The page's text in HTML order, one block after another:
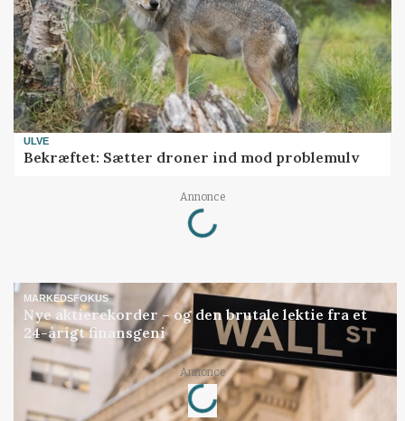
ULVE
Bekræftet: Sætter droner ind mod problemulv
Annonce
Loading...
MARKEDSFOKUS
Nye aktierekorder – og den brutale lektie fra et
24-årigt finansgeni
Annonce
Loading...